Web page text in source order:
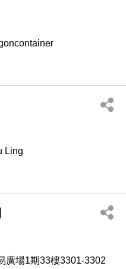
Ling
廣場1期33樓3301-3302